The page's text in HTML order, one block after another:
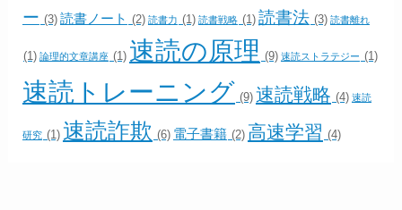
ー (3) 読書ノート (2) 読書力 (1) 読書戦略 (1) 読書法 (3) 読書離れ
(1) 論理的文章講座 (1) 速読の原理 (9) 速読ストラテジー (1)
速読トレーニング (9) 速読戦略 (4) 速読
研究 (1) 速読詐欺 (6) 電子書籍 (2) 高速学習 (4)